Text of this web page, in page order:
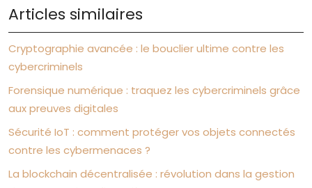
Articles similaires
Cryptographie avancée : le bouclier ultime contre les
cybercriminels
Forensique numérique : traquez les cybercriminels grâce
aux preuves digitales
Sécurité IoT : comment protéger vos objets connectés
contre les cybermenaces ?
La blockchain décentralisée : révolution dans la gestion